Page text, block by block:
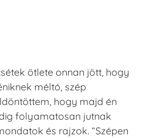
ötlete onnan jött, hogy
méltó, szép
hogy majd én
folyamatosan jutnak
és rajzok. “Szépen